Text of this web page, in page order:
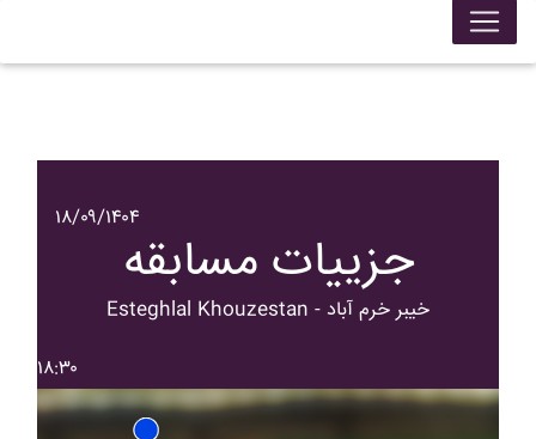
۱۸/۰۹/۱۴۰۴
جزییات مسابقه
Esteghlal Khouzestan - خيبر خرم آباد
۱۸:۳۰